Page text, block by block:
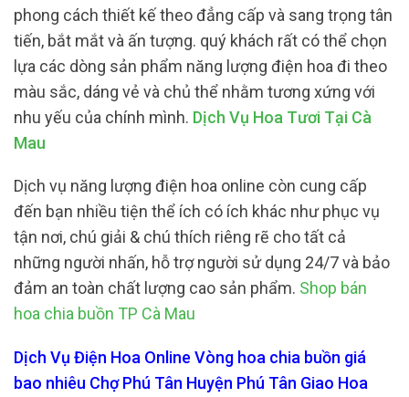
phong cách thiết kế theo đẳng cấp và sang trọng tân
tiến, bắt mắt và ấn tượng. quý khách rất có thể chọn
lựa các dòng sản phẩm năng lượng điện hoa đi theo
màu sắc, dáng vẻ và chủ thể nhằm tương xứng với
nhu yếu của chính mình. Dịch Vụ Hoa Tươi Tại Cà
Mau
Dịch vụ năng lượng điện hoa online còn cung cấp
đến bạn nhiều tiện thể ích có ích khác như phục vụ
tận nơi, chú giải & chú thích riêng rẽ cho tất cả
những người nhấn, hỗ trợ người sử dụng 24/7 và bảo
đảm an toàn chất lượng cao sản phẩm. Shop bán
hoa chia buồn TP Cà Mau
Dịch Vụ Điện Hoa Online Vòng hoa chia buồn giá
bao nhiêu Chợ Phú Tân Huyện Phú Tân Giao Hoa